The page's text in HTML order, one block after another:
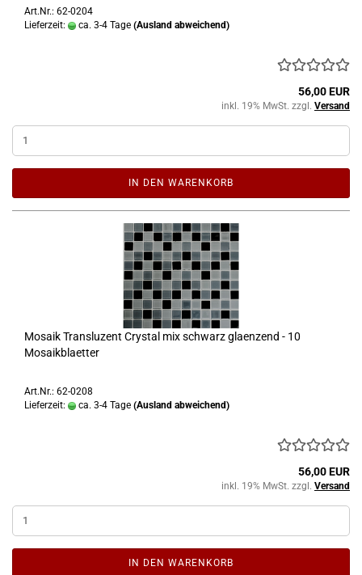
Art.Nr.: 62-0204
Lieferzeit:
ca. 3-4 Tage (Ausland abweichend)
56,00 EUR
inkl. 19% MwSt. zzgl. Versand
IN DEN WARENKORB
Mosaik Transluzent Crystal mix schwarz glaenzend - 10
Mosaikblaetter
Art.Nr.: 62-0208
Lieferzeit:
ca. 3-4 Tage (Ausland abweichend)
56,00 EUR
inkl. 19% MwSt. zzgl. Versand
IN DEN WARENKORB